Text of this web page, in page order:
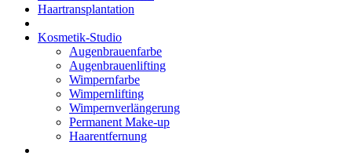
Haartransplantation
Kosmetik-Studio
Augenbrauenfarbe
Augenbrauenlifting
Wimpernfarbe
Wimpernlifting
Wimpernverlängerung
Permanent Make-up
Haarentfernung